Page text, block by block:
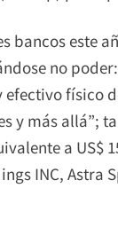
bancos este
no
físico
y más allá”;
a US$
INC, Astra